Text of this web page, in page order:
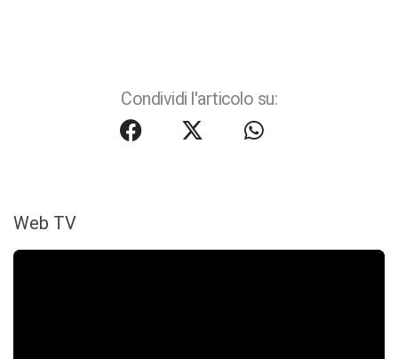
Condividi l'articolo su:
Web TV